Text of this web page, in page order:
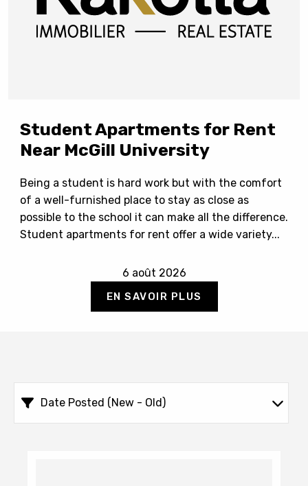
Student Apartments for Rent
Near McGill University
Being a student is hard work but with the comfort
of a well-furnished place to stay as close as
possible to the school it can make all the difference.
Student apartments for rent offer a wide variety...
6 août 2026
EN SAVOIR PLUS